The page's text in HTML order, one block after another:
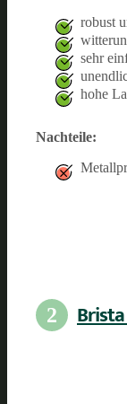
robust
sehr
hohe
Nachteile:
2